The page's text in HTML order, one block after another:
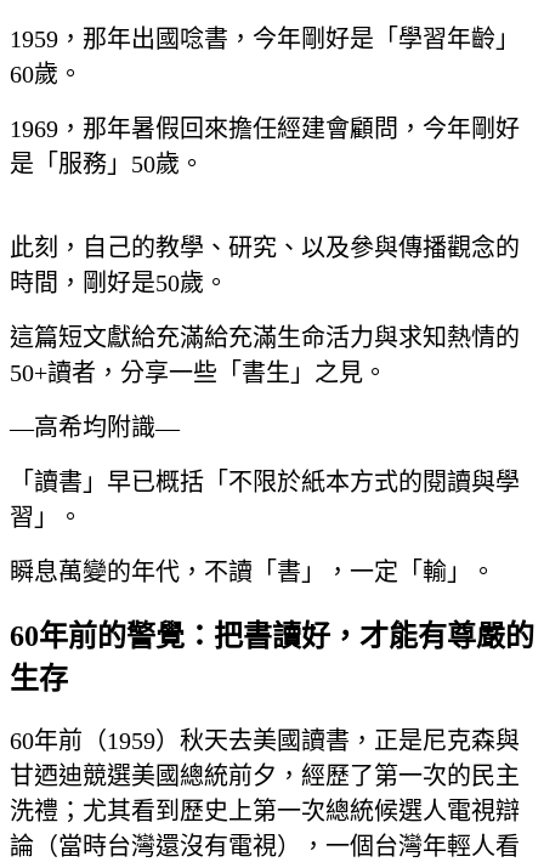
1959，那年出國唸書，今年剛好是「學習年齡」
60歲。
1969，那年暑假回來擔任經建會顧問，今年剛好
是「服務」50歲。
此刻，自己的教學、研究、以及參與傳播觀念的
時間，剛好是50歲。
這篇短文獻給充滿給充滿生命活力與求知熱情的
50+讀者，分享一些「書生」之見。
—高希均附識—
「讀書」早已概括「不限於紙本方式的閱讀與學
習」。
瞬息萬變的年代，不讀「書」，一定「輸」。
60年前的警覺：把書讀好，才能有尊嚴的
生存
60年前（1959）秋天去美國讀書，正是尼克森與
甘迺迪競選美國總統前夕，經歷了第一次的民主
洗禮；尤其看到歷史上第一次總統候選人電視辯
論（當時台灣還沒有電視），一個台灣年輕人看